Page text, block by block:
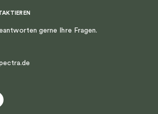
gerne Ihre Fragen.